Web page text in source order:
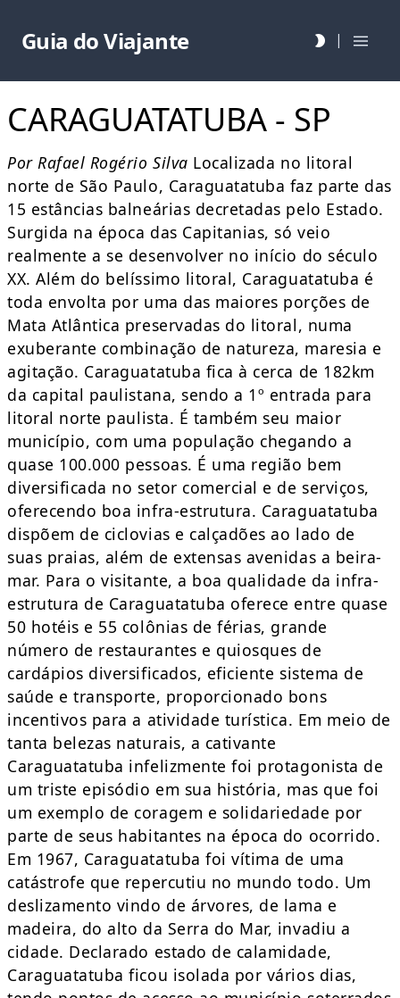
Guia do Viajante |
CARAGUATATUBA - SP
Por Rafael Rogério Silva Localizada no litoral
norte de São Paulo, Caraguatatuba faz parte das
15 estâncias balneárias decretadas pelo Estado.
Surgida na época das Capitanias, só veio
realmente a se desenvolver no início do século
XX. Além do belíssimo litoral, Caraguatatuba é
toda envolta por uma das maiores porções de
Mata Atlântica preservadas do litoral, numa
exuberante combinação de natureza, maresia e
agitação. Caraguatatuba fica à cerca de 182km
da capital paulistana, sendo a 1º entrada para
litoral norte paulista. É também seu maior
município, com uma população chegando a
quase 100.000 pessoas. É uma região bem
diversificada no setor comercial e de serviços,
oferecendo boa infra-estrutura. Caraguatatuba
dispõem de ciclovias e calçadões ao lado de
suas praias, além de extensas avenidas a beira-
mar. Para o visitante, a boa qualidade da infra-
estrutura de Caraguatatuba oferece entre quase
50 hotéis e 55 colônias de férias, grande
número de restaurantes e quiosques de
cardápios diversificados, eficiente sistema de
saúde e transporte, proporcionado bons
incentivos para a atividade turística. Em meio de
tanta belezas naturais, a cativante
Caraguatatuba infelizmente foi protagonista de
um triste episódio em sua história, mas que foi
um exemplo de coragem e solidariedade por
parte de seus habitantes na época do ocorrido.
Em 1967, Caraguatatuba foi vítima de uma
catástrofe que repercutiu no mundo todo. Um
deslizamento vindo de árvores, de lama e
madeira, do alto da Serra do Mar, invadiu a
cidade. Declarado estado de calamidade,
Caraguatatuba ficou isolada por vários dias,